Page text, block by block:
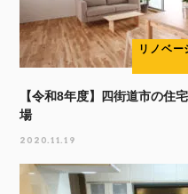
リノベー
【令和8年度】四街道市の住
場
2020.11.19